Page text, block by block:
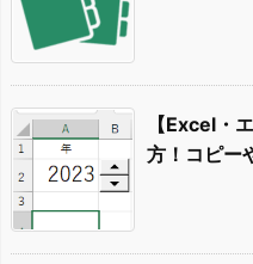
【Excel・
方！コピー